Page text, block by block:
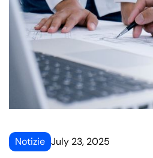
Notizie July 23, 2025